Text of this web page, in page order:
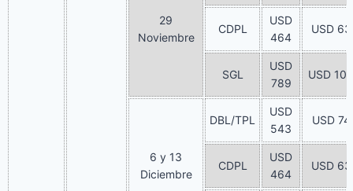
29
Noviembre
CDPL
USD
464
USD 63
SGL
USD
789
USD 108
6 y 13
Diciembre
DBL/TPL
USD
543
USD 74
CDPL
USD
464
USD 63